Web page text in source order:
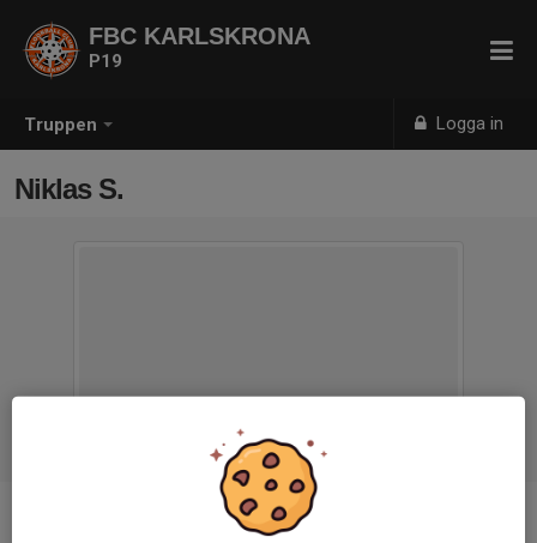
Truppen Logga in
FBC KARLSKRONA
P19
Niklas S.
Tränare